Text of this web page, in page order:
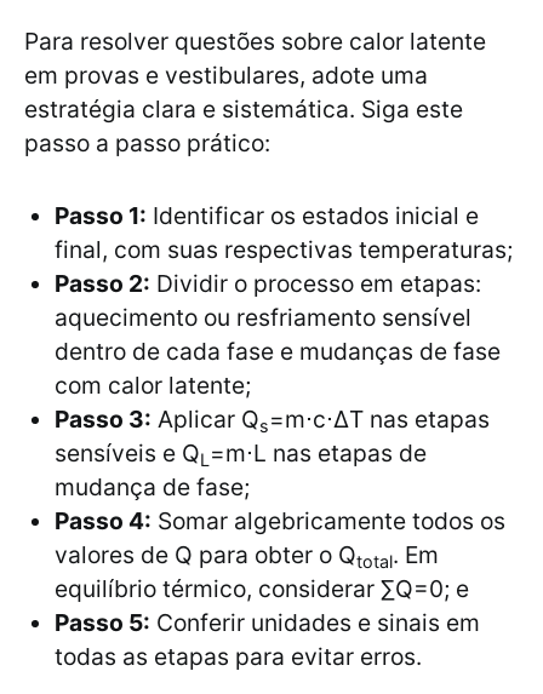
Para resolver questões sobre calor latente
em provas e vestibulares, adote uma
estratégia clara e sistemática. Siga este
passo a passo prático:
Passo 1: Identificar os estados inicial e
final, com suas respectivas temperaturas;
Passo 2: Dividir o processo em etapas:
aquecimento ou resfriamento sensível
dentro de cada fase e mudanças de fase
com calor latente;
Passo 3: Aplicar Qs=m⋅c⋅ΔT nas etapas
sensíveis e QL=m⋅L nas etapas de
mudança de fase;
Passo 4: Somar algebricamente todos os
valores de Q para obter o Qtotal. Em
equilíbrio térmico, considerar ∑Q=0; e
Passo 5: Conferir unidades e sinais em
todas as etapas para evitar erros.